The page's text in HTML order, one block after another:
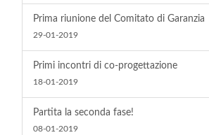
Prima riunione del Comitato di Garanzia
29-01-2019
Primi incontri di co-progettazione
18-01-2019
Partita la seconda fase!
08-01-2019